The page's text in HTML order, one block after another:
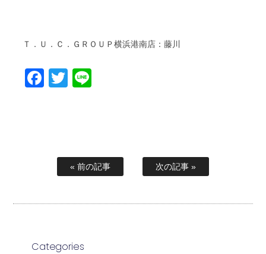
Ｔ．Ｕ．Ｃ．ＧＲＯＵＰ横浜港南店：藤川
Facebook
Twitter
« 前の記事 次の記事 »
Categories